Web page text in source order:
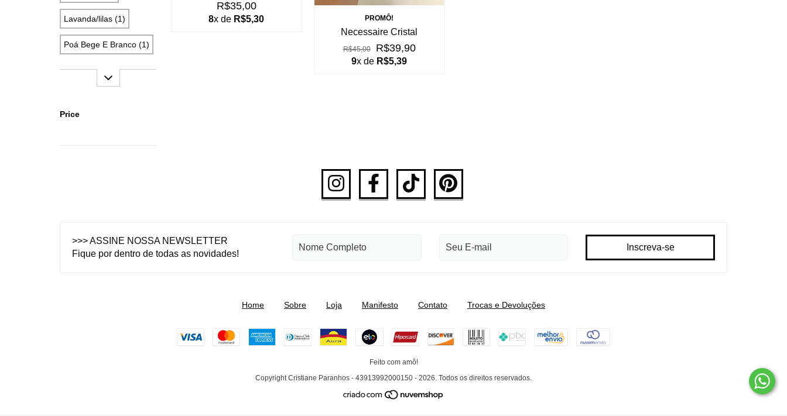
Lavanda/lilas (1)
Poá Bege E Branco (1)
Price
R$35,00
8x de R$5,30 PROMÔ!
Necessaire Cristal
R$45,00 R$39,90
9x de R$5,39
>>> ASSINE NOSSA NEWSLETTER
Fique por dentro de todas as novidades!
Home Sobre Loja Manifesto Contato Trocas e Devoluções
Feito com amô!
Copyright Cristiane Paranhos - 43913992000150 - 2026. Todos os direitos reservados.